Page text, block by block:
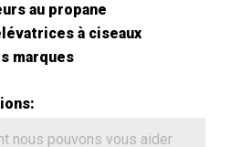
au propane
à ciseaux
marques